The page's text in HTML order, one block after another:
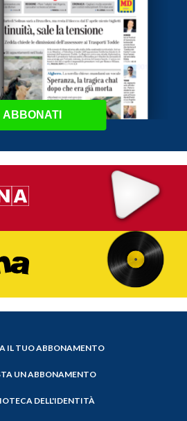
ABBONATI
IL TUO ABBONAMENTO
UN ABBONAMENTO
DELL'IDENTITÀ